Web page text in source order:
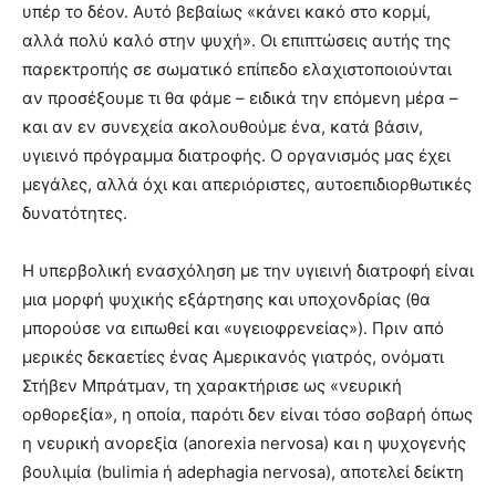
υπέρ το δέον. Αυτό βεβαίως «κάνει κακό στο κορμί,
αλλά πολύ καλό στην ψυχή». Οι επιπτώσεις αυτής της
παρεκτροπής σε σωματικό επίπεδο ελαχιστοποιούνται
αν προσέξουμε τι θα φάμε – ειδικά την επόμενη μέρα –
και αν εν συνεχεία ακολουθούμε ένα, κατά βάσιν,
υγιεινό πρόγραμμα διατροφής. Ο οργανισμός μας έχει
μεγάλες, αλλά όχι και απεριόριστες, αυτοεπιδιορθωτικές
δυνατότητες.
Η υπερβολική ενασχόληση με την υγιεινή διατροφή είναι
μια μορφή ψυχικής εξάρτησης και υποχονδρίας (θα
μπορούσε να ειπωθεί και «υγειοφρενείας»). Πριν από
μερικές δεκαετίες ένας Αμερικανός γιατρός, ονόματι
Στήβεν Μπράτμαν, τη χαρακτήρισε ως «νευρική
ορθορεξία», η οποία, παρότι δεν είναι τόσο σοβαρή όπως
η νευρική ανορεξία (anorexia nervosa) και η ψυχογενής
βουλιμία (bulimia ή adephagia nervosa), αποτελεί δείκτη